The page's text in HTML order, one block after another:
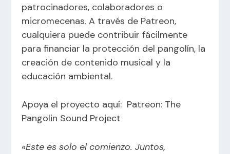
patrocinadores, colaboradores o
micromecenas. A través de Patreon,
cualquiera puede contribuir fácilmente
para financiar la protección del pangolín, la
creación de contenido musical y la
educación ambiental.
Apoya el proyecto aquí: Patreon: The
Pangolin Sound Project
«Este es solo el comienzo. Juntos,